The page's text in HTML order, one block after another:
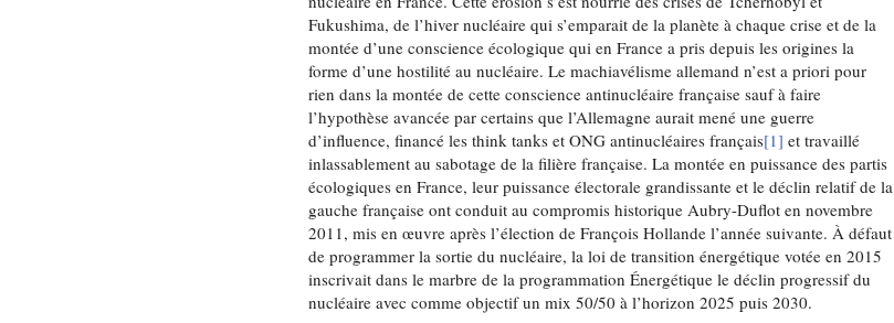
Fukushima, de l’hiver nucléaire qui s’emparait de la planète à chaque crise et de la
montée d’une conscience écologique qui en France a pris depuis les origines la
forme d’une hostilité au nucléaire. Le machiavélisme allemand n’est a priori pour
rien dans la montée de cette conscience antinucléaire française sauf à faire
l’hypothèse avancée par certains que l’Allemagne aurait mené une guerre
d’influence, financé les think tanks et ONG antinucléaires français[1] et travaillé
inlassablement au sabotage de la filière française. La montée en puissance des partis
écologiques en France, leur puissance électorale grandissante et le déclin relatif de la
gauche française ont conduit au compromis historique Aubry-Duflot en novembre
2011, mis en œuvre après l’élection de François Hollande l’année suivante. À défaut
de programmer la sortie du nucléaire, la loi de transition énergétique votée en 2015
inscrivait dans le marbre de la programmation Énergétique le déclin progressif du
nucléaire avec comme objectif un mix 50/50 à l’horizon 2025 puis 2030.